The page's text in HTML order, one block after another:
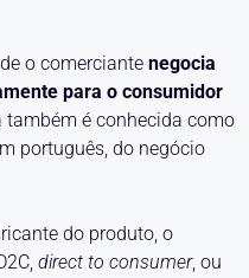
o comerciante negocia
para o consumidor
também é conhecida como
português, do negócio
do produto, o
direct to consumer, ou